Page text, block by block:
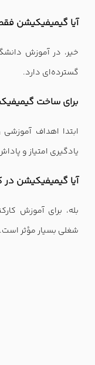
آیا گیمیفیکیشن
خیر، در آموزش
گسترده‌ای دارد.
برای ساخت
ابتدا اهداف
یادگیری امتیاز و
آیا گیمیفیکیشن
بله، برای آموزش
شغلی بسیار مؤثر است.